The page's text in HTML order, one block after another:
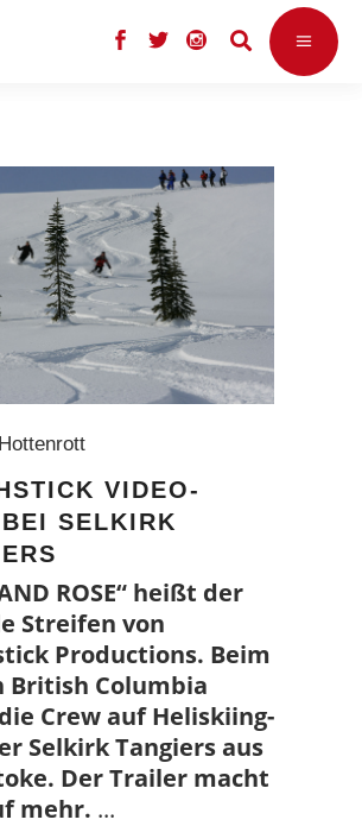
VIDEO-
SELKIRK
ROSE“ heißt der
Streifen von
Productions. Beim
British Columbia
Crew auf Heliskiing-
Selkirk Tangiers aus
Der Trailer macht
mehr.